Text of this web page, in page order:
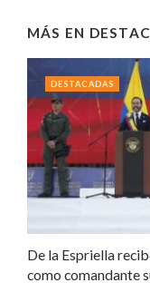
MÁS EN
De la Espriella
como comandante
DESTACADAS